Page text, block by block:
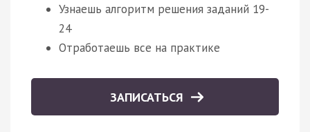
Узнаешь алгоритм решения заданий 19-
24
Отработаешь все на практике
ЗАПИСАТЬСЯ